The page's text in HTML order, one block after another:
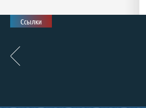
Ссылки